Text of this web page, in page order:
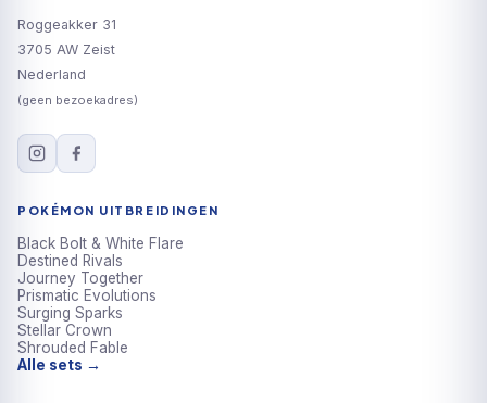
Roggeakker 31
3705 AW Zeist
Nederland
(geen bezoekadres)
POKÉMON UITBREIDINGEN
Black Bolt & White Flare
Destined Rivals
Journey Together
Prismatic Evolutions
Surging Sparks
Stellar Crown
Shrouded Fable
Alle sets →